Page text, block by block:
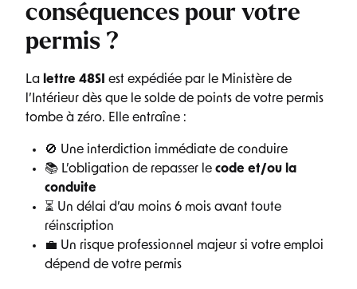
conséquences pour votre
permis ?
La lettre 48SI est expédiée par le Ministère de
l’Intérieur dès que le solde de points de votre permis
tombe à zéro. Elle entraîne :
🚫 Une interdiction immédiate de conduire
📚 L’obligation de repasser le code et/ou la
conduite
⏳ Un délai d’au moins 6 mois avant toute
réinscription
💼 Un risque professionnel majeur si votre emploi
dépend de votre permis